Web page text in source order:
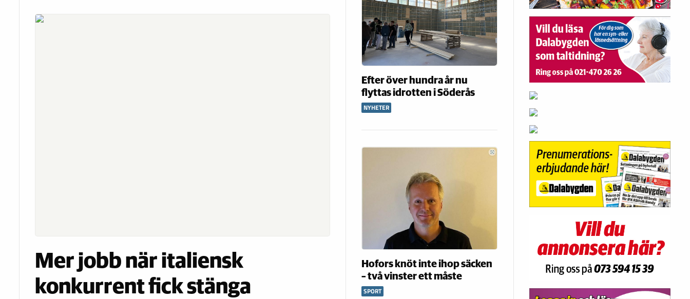
Mer jobb när italiensk
konkurrent fick stänga
Efter över hundra år nu
flyttas idrotten i Söderås
NYHETER
Hofors knöt inte ihop säcken
– två vinster ett måste
SPORT